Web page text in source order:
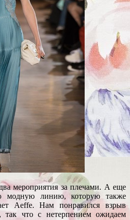
мероприятия за плечами. А еще
модную линию, которую также
Aeffe. Нам понравился взрыв
так что с нетерпением ожидаем